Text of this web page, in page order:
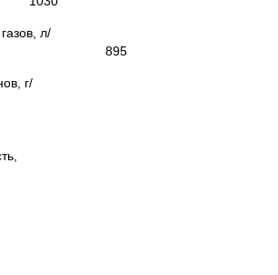
л/
895
г/